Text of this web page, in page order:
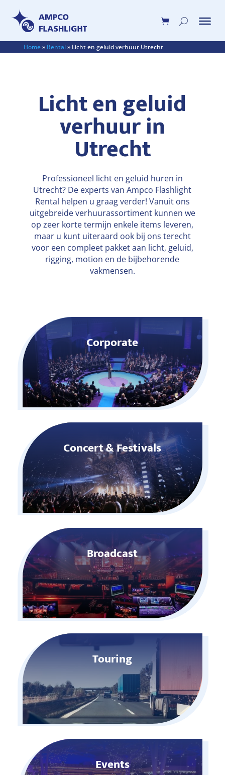
Home» Rental» Licht en geluid verhuur Utrecht
Licht en geluid
verhuur in
Utrecht
Professioneel licht en geluid huren in
Utrecht? De experts van Ampco Flashlight
Rental helpen u graag verder! Vanuit ons
uitgebreide verhuurassortiment kunnen we
op zeer korte termijn enkele items leveren,
maar u kunt uiteraard ook bij ons terecht
voor een compleet pakket aan licht, geluid,
rigging, motion en de bijbehorende
vakmensen.
Corporate
Concert & Festivals
Broadcast
Touring
Events